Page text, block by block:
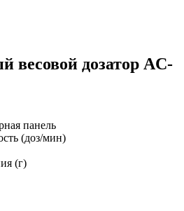
весовой дозатор AC-
панель
(доз/мин)
(г)